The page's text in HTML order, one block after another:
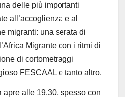
delle più importanti
all’accoglienza e al
migranti: una serata di
Migrante con i ritmi di
di cortometraggi
FESCAAL e tanto altro.
apre alle 19.30, spesso con